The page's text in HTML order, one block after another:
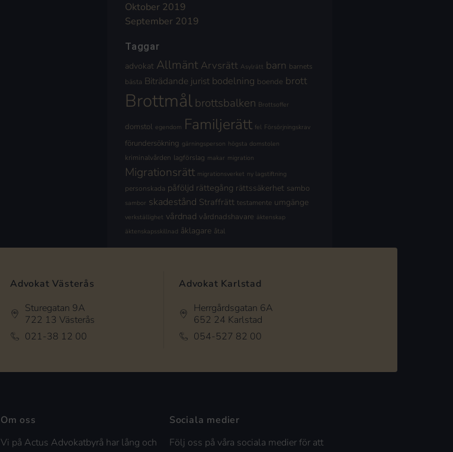
Oktober 2019
September 2019
Taggar
advokat Allmänt Arvsrätt Asylrätt barn barnets
bästa Biträdande jurist bodelning boende brott
Brottmålbrottsbalken Brottsoffer
domstol egendom Familjerätt fel Försörjningskrav
förundersökning gärningsperson högsta domstolen
kriminalvården lagförslag makar migration
Migrationsrätt migrationsverket ny lagstiftning
personskada påföljd rättegång rättssäkerhet sambo
sambor skadestånd Straffrätt testamente umgänge
verkställighet vårdnad vårdnadshavare äktenskap
äktenskapsskillnad åklagare åtal
Advokat Västerås
Sturegatan 9A
722 13 Västerås
021-38 12 00
Advokat Karlstad
Herrgårdsgatan 6A
652 24 Karlstad
054-527 82 00
Om oss
Vi på Actus Advokatbyrå har lång och
Sociala medier
Följ oss på våra sociala medier för att